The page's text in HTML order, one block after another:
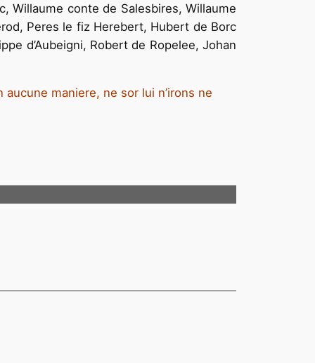
Willaume conte de Salesbires, Willaume
Peres le fiz Herebert, Hubert de Borc
d’Aubeigni, Robert de Ropelee, Johan
aucune maniere, ne sor lui n’irons ne